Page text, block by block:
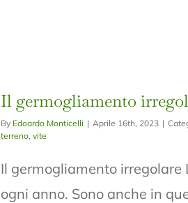
Il germogliamento
By Edoardo Monticelli | Aprile 16th, 2023 |
terreno, vite
Il germogliamento
ogni anno. Sono anche in